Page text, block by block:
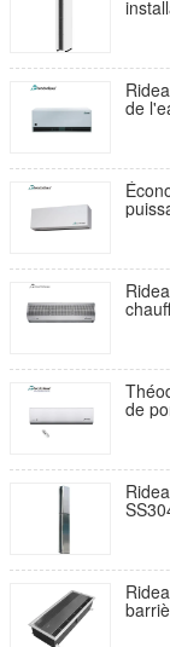
de
de